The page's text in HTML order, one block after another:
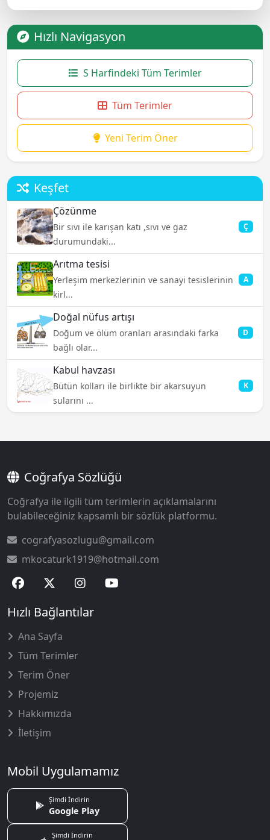
Hızlı Navigasyon
S Harfindeki Tüm Terimler
Tüm Terimler
Yeni Terim Öner
Keşfet
Çözünme
Bir sıvı ile karışan katı ,sıvı ve gaz
durumundaki...
Ç
Arıtma tesisi
Yerleşim merkezlerinin ve sanayi tesislerinin
kirl...
A
Doğal nüfus artışı
Doğum ve ölüm oranları arasındaki farka
bağlı olar...
D
Kabul havzası
Bütün kolları ile birlikte bir akarsuyun
sularını ...
K
Coğrafya Sözlüğü
Coğrafya ile ilgili tüm terimlerin açıklamalarını
bulabileceğiniz kapsamlı bir sözlük platformu.
cografyasozlugu@gmail.com
mkocaturk1919@hotmail.com
Hızlı Bağlantılar
Ana Sayfa
Tüm Terimler
Terim Öner
Projemiz
Hakkımızda
İletişim
Mobil Uygulamamız
Şimdi İndirin
Google Play
Şimdi İndirin